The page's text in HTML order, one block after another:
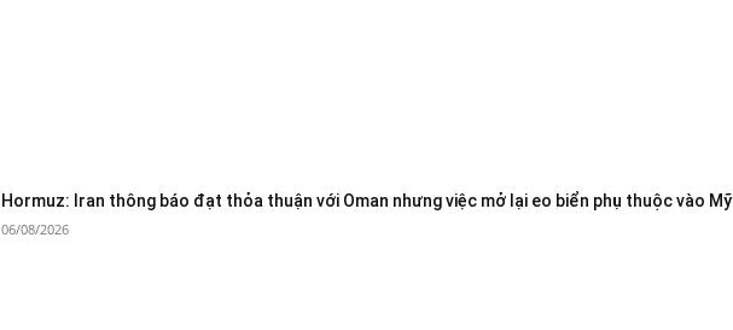
Hormuz: Iran thông báo đạt thỏa thuận với Oman nhưng việc mở lại eo biển phụ thuộc vào Mỹ
06/08/2026